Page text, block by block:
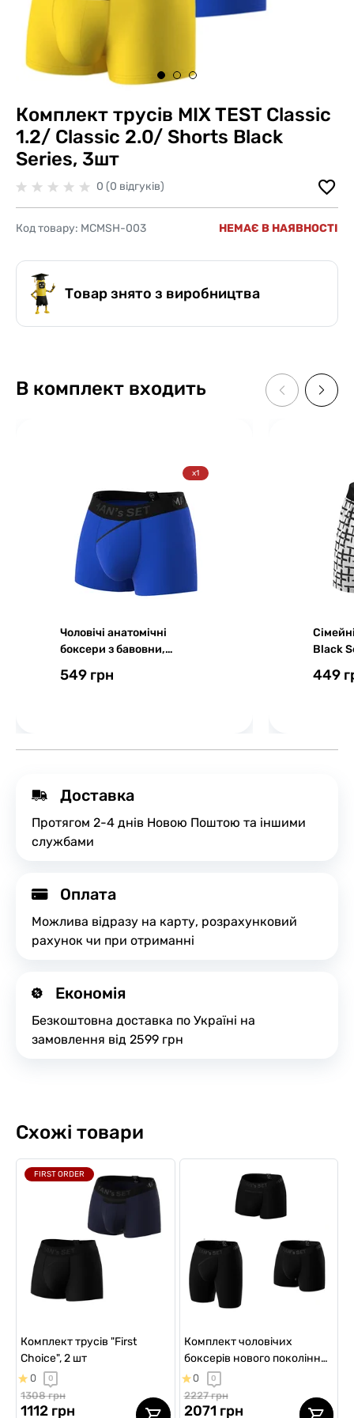
Комплект трусів MIX TEST Classic
1.2/ Classic 2.0/ Shorts Black
Series, 3шт
0 (0 відгуків)
Код товару: MCMSH-003 НЕМАЄ В НАЯВНОСТІ
Товар знято з виробництва
В комплект входить
x1
Чоловічі анатомічні
боксери з бавовни,
Series, електрик
549 грн
Black
на
449
Доставка
Протягом 2-4 днів Новою Поштою та іншими
службами
Оплата
Можлива відразу на карту, розрахунковий
рахунок чи при отриманні
Економія
Безкоштовна доставка по Україні на
замовлення від 2599 грн
Схожі товари
FIRST ORDER
Комплект трусів "First
Choice", 2 шт
0 0
1308 грн
1112 грн
Комплект чоловічих
боксерів нового покоління
"Micromodal"
0 0
2227 грн
2071 грн